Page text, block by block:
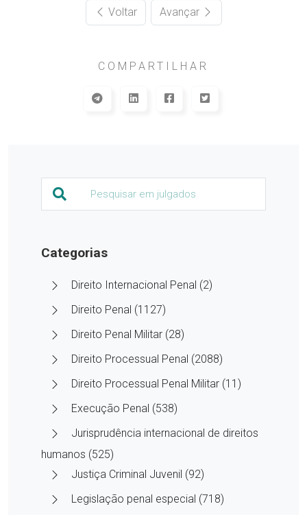
Voltar Avançar
COMPARTILHAR
Categorias
Direito Internacional Penal (2)
Direito Penal (1127)
Direito Penal Militar (28)
Direito Processual Penal (2088)
Direito Processual Penal Militar (11)
Execução Penal (538)
Jurisprudência internacional de direitos
humanos (525)
Justiça Criminal Juvenil (92)
Legislação penal especial (718)